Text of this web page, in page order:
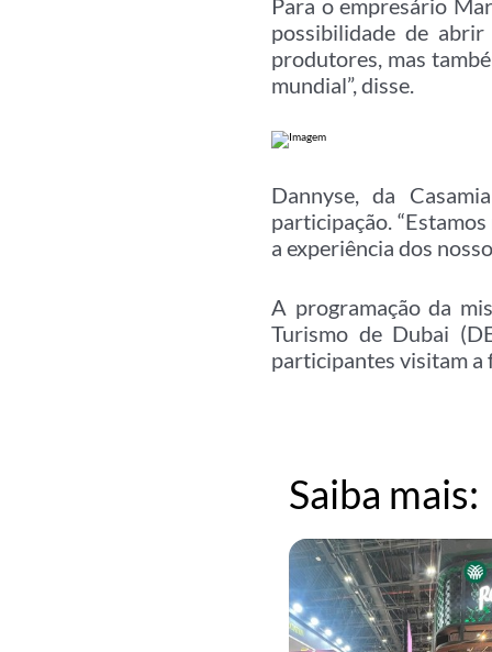
Para o empresário
possibilidade de
produtores, mas
mundial”, disse.
Dannyse, da
participação.
a experiência dos
A programação da
Turismo de Dubai
participantes visitam a
Saiba mais:
1min 47s